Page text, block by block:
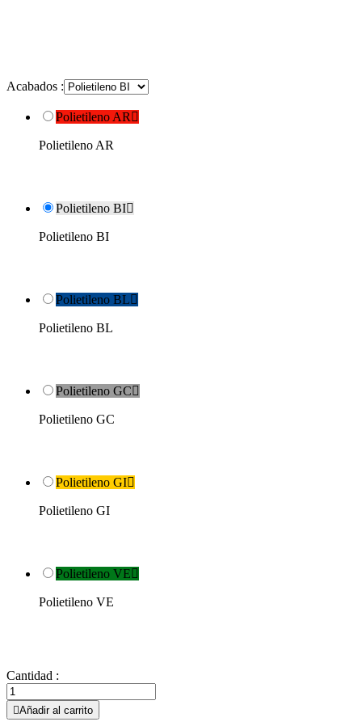
Acabados :
Polietileno AR 
Polietileno AR
Polietileno BI
Polietileno BI
Polietileno BL
Polietileno BL
Polietileno GC
Polietileno GC
Polietileno GI
Polietileno GI
Polietileno VE
Polietileno VE
Cantidad :
Añadir al carrito